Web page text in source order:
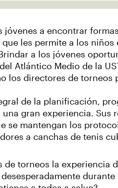
jóvenes a encontrar
les permite a los
a los jóvenes
Atlántico Medio de la
los directores de
de la planificación,
gran experiencia.
se mantengan los
a canchas de tenis
de torneos la experiencia
durante